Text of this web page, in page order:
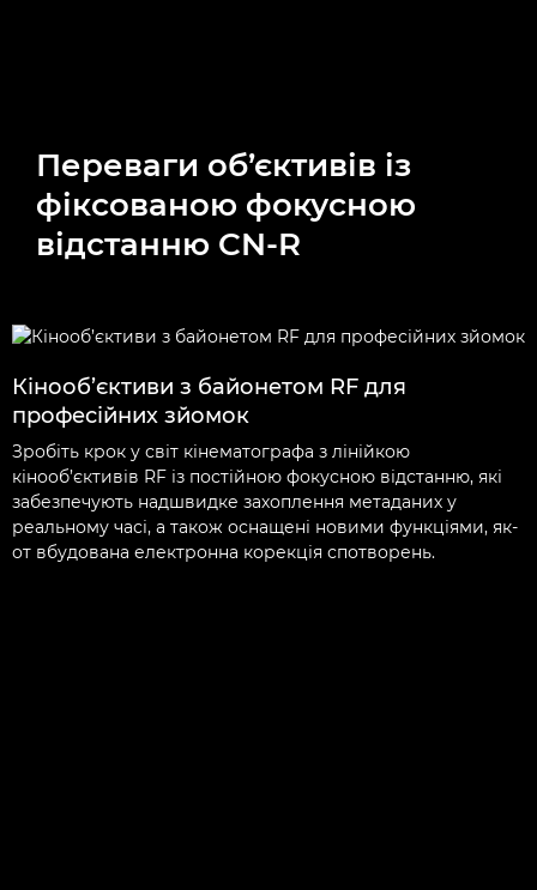
Переваги об’єктивів із
фіксованою фокусною
відстанню CN-R
Кінооб’єктиви з байонетом RF для
професійних зйомок
Зробіть крок у світ кінематографа з лінійкою
кінооб’єктивів RF із постійною фокусною відстанню, які
забезпечують надшвидке захоплення метаданих у
реальному часі, а також оснащені новими функціями, як-
от вбудована електронна корекція спотворень.